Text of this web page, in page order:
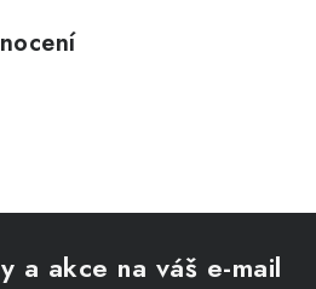
a akce na váš e-mail